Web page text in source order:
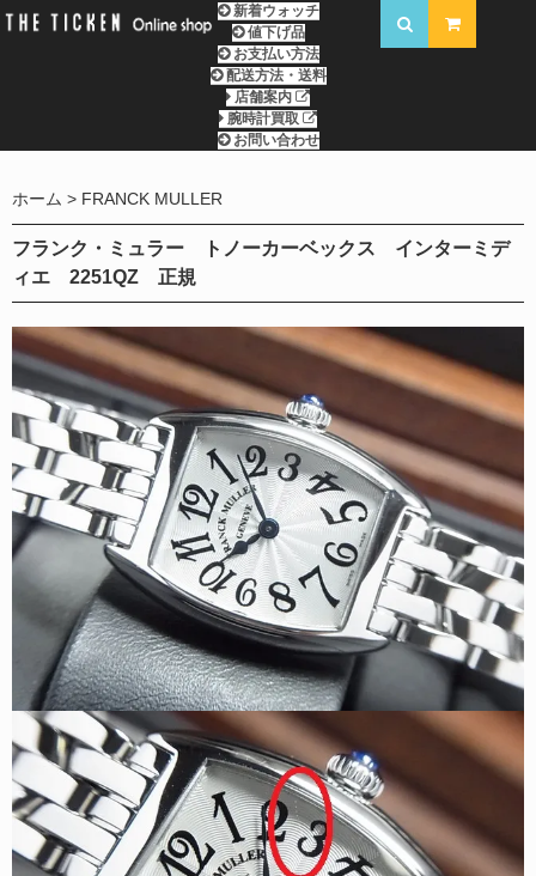
新着ウォッチ
値下げ品
お支払い方法
配送方法・送料
店舗案内
腕時計買取
お問い合わせ
ホーム FRANCK MULLER
フランク・ミュラー トノーカーベックス インターミデ
ィエ 2251QZ 正規